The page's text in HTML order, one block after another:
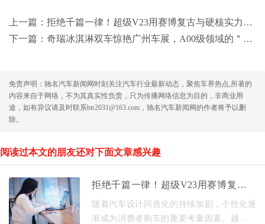
上一篇： 拒绝千篇一律！超级V23用赛博复古与硬核实力，开创个性化新路径
下一篇： 奇瑞冰淇淋双车惊艳广州车展，A00级领域的＂当红小生＂
免责声明：驰名汽车新闻网时刻关注汽车行业最新动态，聚焦车界热点,所著的
内容来自于网络，不为其真实性负责，只为传播网络信息为目的，非商业用
途，如有异议请及时联系btr2031@163.com，驰名汽车新闻网的作者将予以删
除。
阅读过本文的朋友还对下面文章感兴趣
拒绝千篇一律！超级V23用赛博复古与
硬核实力，开创个性化新路径
随着汽车设计同质化的持续加剧，个性化逐
渐成为消费者购车的重要考量因素。越来越